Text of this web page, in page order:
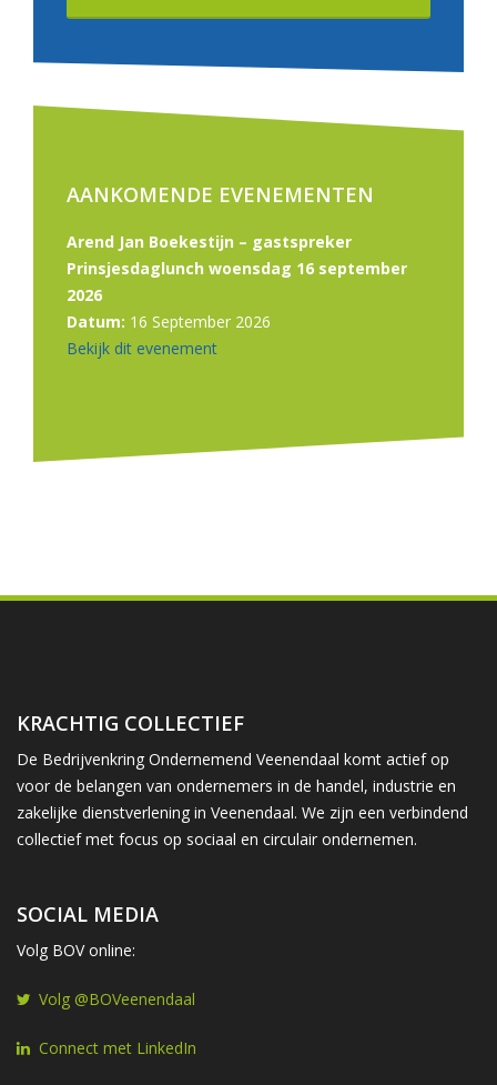
AANKOMENDE EVENEMENTEN
Arend Jan Boekestijn – gastspreker
Prinsjesdaglunch woensdag 16 september
2026
Datum: 16 September 2026
Bekijk dit evenement
KRACHTIG COLLECTIEF
De Bedrijvenkring Ondernemend Veenendaal komt actief op
voor de belangen van ondernemers in de handel, industrie en
zakelijke dienstverlening in Veenendaal. We zijn een verbindend
collectief met focus op sociaal en circulair ondernemen.
SOCIAL MEDIA
Volg BOV online:
Volg @BOVeenendaal
Connect met LinkedIn